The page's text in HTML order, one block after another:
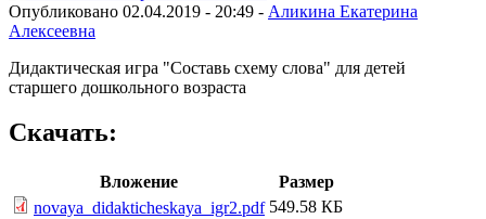
Опубликовано 02.04.2019 - 20:49 - Аликина Екатерина
Алексеевна
Дидактическая игра "Составь схему слова" для детей
старшего дошкольного возраста
Скачать:
Вложение
Размер
novaya_didakticheskaya_igr2.pdf 549.58 КБ